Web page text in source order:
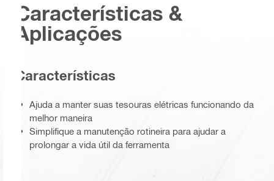
Características &
Aplicações
Características
Ajuda a manter suas tesouras elétricas funcionando da
melhor maneira
Simplifique a manutenção rotineira para ajudar a
prolongar a vida útil da ferramenta